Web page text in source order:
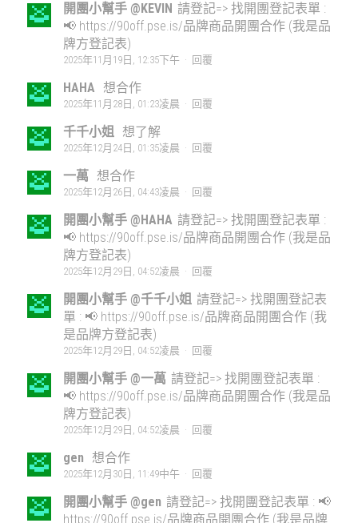
開團小幫手 @KEVIN 請登記=> 找開團登記表單 :
📢 https://90off.pse.is/品牌商品開團合作 (我是品
牌方登記表)
2025年11月19日, 12:35下午 · 回覆
HAHA 想合作
2025年11月28日, 01:23凌晨 · 回覆
千千小姐 想了解
2025年12月24日, 01:35凌晨 · 回覆
一萬 想合作
2025年12月26日, 04:43凌晨 · 回覆
開團小幫手 @HAHA 請登記=> 找開團登記表單 :
📢 https://90off.pse.is/品牌商品開團合作 (我是品
牌方登記表)
2025年12月29日, 04:52凌晨 · 回覆
開團小幫手 @千千小姐 請登記=> 找開團登記表
單 : 📢 https://90off.pse.is/品牌商品開團合作 (我
是品牌方登記表)
2025年12月29日, 04:52凌晨 · 回覆
開團小幫手 @一萬 請登記=> 找開團登記表單 :
📢 https://90off.pse.is/品牌商品開團合作 (我是品
牌方登記表)
2025年12月29日, 04:52凌晨 · 回覆
gen 想合作
2025年12月30日, 11:49中午 · 回覆
開團小幫手 @gen 請登記=> 找開團登記表單 : 📢
https://90off.pse.is/品牌商品開團合作 (我是品牌